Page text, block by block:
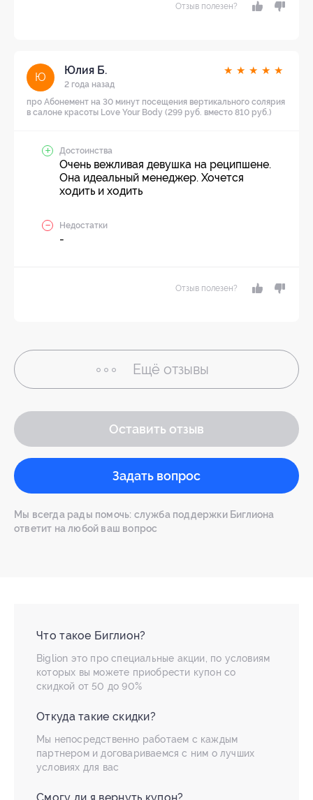
Отзыв полезен?
Ю
Юлия Б.
2 года назад
★ ★ ★ ★ ★
про Абонемент на 30 минут посещения вертикального солярия
в салоне красоты Love Your Body (299 руб. вместо 810 руб.)
Достоинства
Очень вежливая девушка на реципшене.
Она идеальный менеджер. Хочется
ходить и ходить
Недостатки
-
Отзыв полезен?
Ещё отзывы
Оставить отзыв
Задать вопрос
Мы всегда рады помочь: служба поддержки Биглиона
ответит на любой ваш вопрос
Что такое Биглион?
Biglion это про специальные акции, по условиям
которых вы можете приобрести купон со
скидкой от 50 до 90%
Откуда такие скидки?
Мы непосредственно работаем с каждым
партнером и договариваемся с ним о лучших
условиях для вас
Смогу ли я вернуть купон?